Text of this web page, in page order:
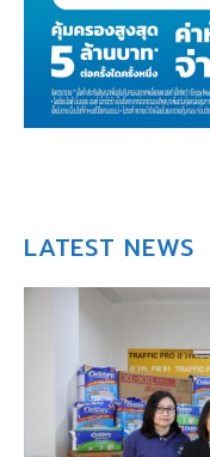
LATEST NEWS